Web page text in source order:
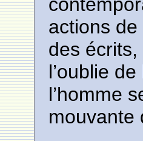
actions
des écrits,
l’oublie
l’homme
mouvante